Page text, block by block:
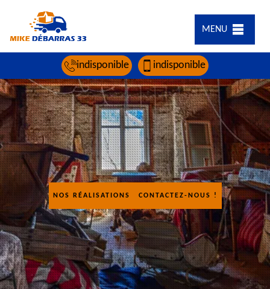
MENU
indisponible indisponible
NOS RÉALISATIONS CONTACTEZ-NOUS !